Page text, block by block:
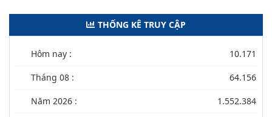
THỐNG KÊ TRUY CẬP
Hôm nay : 10.171
Tháng 08 : 64.156
Năm 2026 : 1.552.384